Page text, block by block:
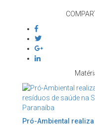
Pró-Ambiental